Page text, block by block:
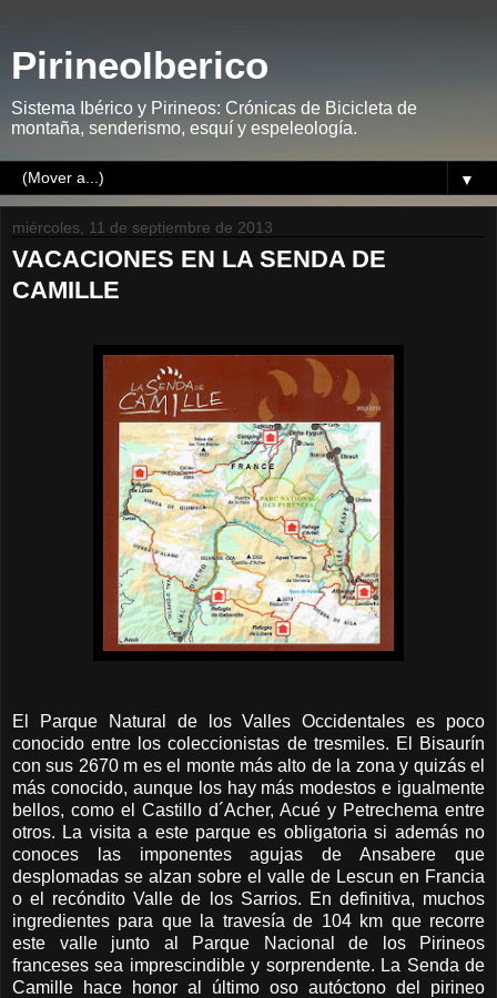
PirineoIberico
Sistema Ibérico y Pirineos: Crónicas de Bicicleta de
montaña, senderismo, esquí y espeleología.
▼
miércoles, 11 de septiembre de 2013
VACACIONES EN LA SENDA DE
CAMILLE
El Parque Natural de los Valles Occidentales es poco
conocido entre los coleccionistas de tresmiles. El Bisaurín
con sus 2670 m es el monte más alto de la zona y quizás el
más conocido, aunque los hay más modestos e igualmente
bellos, como el Castillo d´Acher, Acué y Petrechema entre
otros. La visita a este parque es obligatoria si además no
conoces las imponentes agujas de Ansabere que
desplomadas se alzan sobre el valle de Lescun en Francia
o el recóndito Valle de los Sarrios. En definitiva, muchos
ingredientes para que la travesía de 104 km que recorre
este valle junto al Parque Nacional de los Pirineos
franceses sea imprescindible y sorprendente. La Senda de
Camille hace honor al último oso autóctono del pirineo